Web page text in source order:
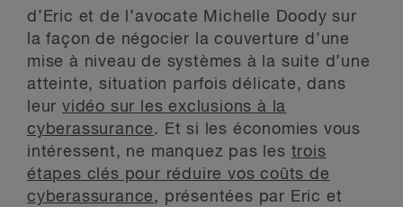
d’Eric et de l’avocate Michelle Doody sur
la façon de négocier la couverture d’une
mise à niveau de systèmes à la suite d’une
atteinte, situation parfois délicate, dans
leur vidéo sur les exclusions à la
cyberassurance. Et si les économies vous
intéressent, ne manquez pas les trois
étapes clés pour réduire vos coûts de
cyberassurance, présentées par Eric et